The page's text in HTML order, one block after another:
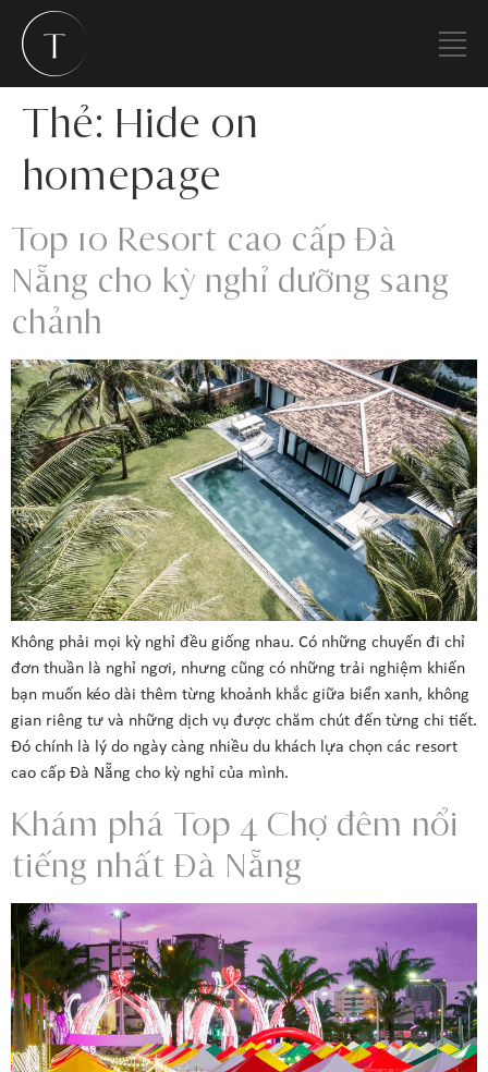
Thẻ: Hide on
homepage
Top 10 Resort cao cấp Đà
Nẵng cho kỳ nghỉ dưỡng sang
chảnh
Không phải mọi kỳ nghỉ đều giống nhau. Có những chuyến đi chỉ
đơn thuần là nghỉ ngơi, nhưng cũng có những trải nghiệm khiến
bạn muốn kéo dài thêm từng khoảnh khắc giữa biển xanh, không
gian riêng tư và những dịch vụ được chăm chút đến từng chi tiết.
Đó chính là lý do ngày càng nhiều du khách lựa chọn các resort
cao cấp Đà Nẵng cho kỳ nghỉ của mình.
Khám phá Top 4 Chợ đêm nổi
tiếng nhất Đà Nẵng